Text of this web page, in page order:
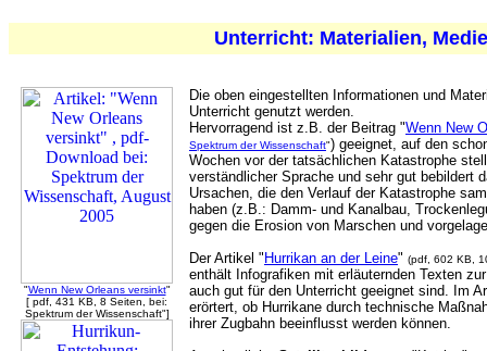
Unterricht: Materialien,
"Wenn New Orleans versinkt"
[ pdf, 431 KB, 8 Seiten, bei:
Spektrum der Wissenschaft"]
Die oben eingestellten Informationen und
Unterricht genutzt werden.
Hervorragend ist z.B. der Beitrag "Wenn New
Spektrum der Wissenschaft") geeignet, auf den
Wochen vor der tatsächlichen Katastrophe
verständlicher Sprache und sehr gut bebildert
Ursachen, die den Verlauf der Katastrophe
haben (z.B.: Damm- und Kanalbau,
gegen die Erosion von Marschen und
Der Artikel " Hurrikan an der Leine" (pdf, 602 KB,
enthält Infografiken mit erläuternden Texten
auch gut für den Unterricht geeignet sind. Im
erörtert, ob Hurrikane durch technische
ihrer Zugbahn beeinflusst werden können.